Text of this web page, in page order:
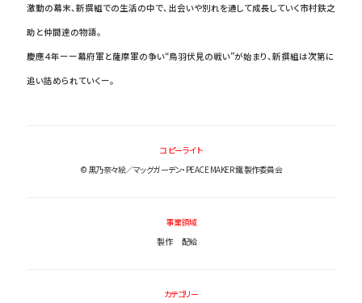
激動の幕末、新撰組での生活の中で、出会いや別れを通して成長していく市村鉄之
助と仲間達の物語。
慶應４年ーー幕府軍と薩摩軍の争い“鳥羽伏見の戦い”が始まり、新撰組は次第に
追い詰められていくー。
コピーライト
© 黒乃奈々絵／マッグガーデン・PEACE MAKER 鐵 製作委員会
事業領域
製作
配給
カテゴリー